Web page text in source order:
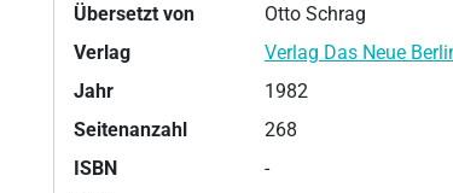
Übersetzt von
Otto Schrag
Verlag
Verlag Das Neue
Jahr
1982
Seitenanzahl
268
ISBN
-